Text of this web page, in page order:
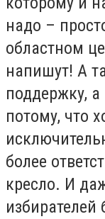
надо –
областном
напишут! А
поддержку,
потому, что
более
кресло. И
избирателей